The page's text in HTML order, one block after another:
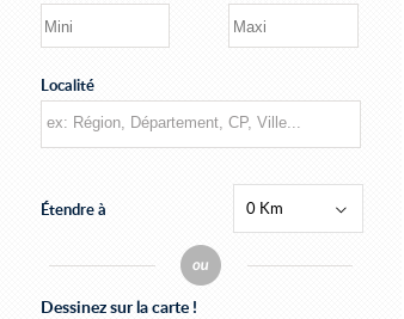
Localité
Étendre à 0 Km
Dessinez sur la carte !